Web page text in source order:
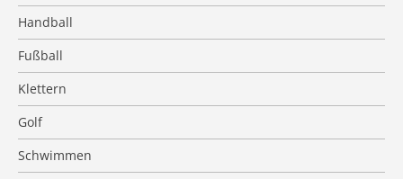
Handball
Fußball
Klettern
Golf
Schwimmen